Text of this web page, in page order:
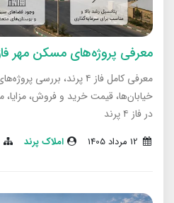
معرفی پروژه‌های مسکن مهر فاز ۴
معرفی کامل فاز ۴ پرند،
خیابان‌ها، قیمت خرید و فروش، مزایا،
در فاز ۴ پرند
املاک پرند